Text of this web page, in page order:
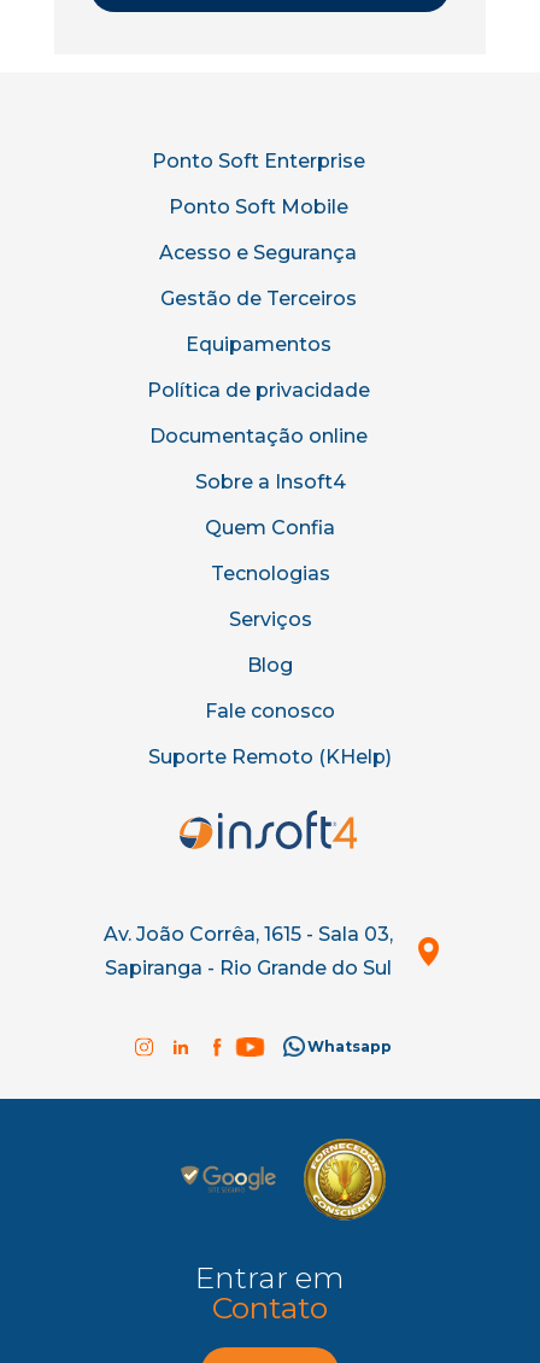
Ponto Soft Enterprise
Ponto Soft Mobile
Acesso e Segurança
Gestão de Terceiros
Equipamentos
Política de privacidade
Documentação online
Sobre a Insoft4
Quem Confia
Tecnologias
Serviços
Blog
Fale conosco
Suporte Remoto (KHelp)
Av. João Corrêa, 1615 - Sala 03,
Sapiranga - Rio Grande do Sul
Whatsapp
Entrar em
Contato